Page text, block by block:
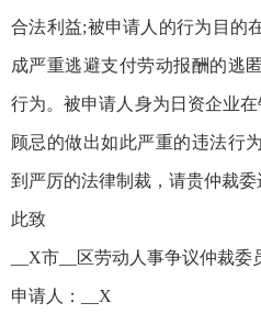
合法利益;被申请人的行为目的
成严重逃避支付劳动报酬的逃
行为。被申请人身为日资企业
顾忌的做出如此严重的违法行
到严厉的法律制裁，请贵仲裁委
此致
__X市__区劳动人事争议仲裁委
申请人：__X